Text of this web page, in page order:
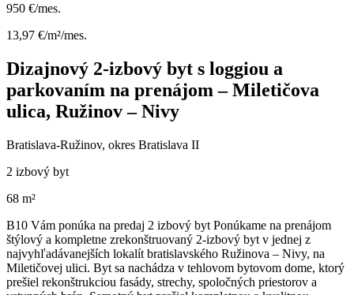
950 €/mes.
13,97 €/m²/mes.
Dizajnový 2-izbový byt s loggiou a
parkovaním na prenájom – Miletičova
ulica, Ružinov – Nivy
Bratislava-Ružinov, okres Bratislava II
2 izbový byt
68 m²
B10 Vám ponúka na predaj 2 izbový byt Ponúkame na prenájom
štýlový a kompletne zrekonštruovaný 2-izbový byt v jednej z
najvyhľadávanejších lokalít bratislavského Ružinova – Nivy, na
Miletičovej ulici. Byt sa nachádza v tehlovom bytovom dome, ktorý
prešiel rekonštrukciou fasády, strechy, spoločných priestorov a